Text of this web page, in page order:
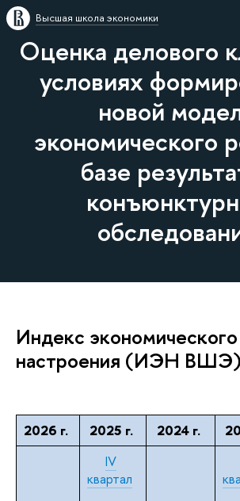
Высшая школа экономики
Оценка делового
условиях
новой
экономического
базе
Индекс экономического
настроения (ИЭН ВШЭ)
2026 г. 2025 г. 2024 г.
IV
квартал